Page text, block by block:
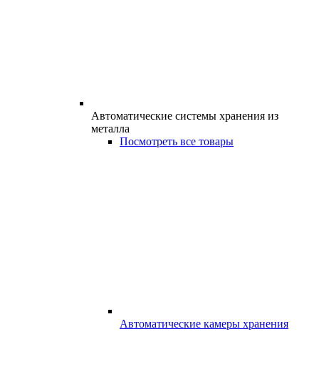
Автоматические системы хранения из
металла
Посмотреть все товары
Автоматические камеры хранения